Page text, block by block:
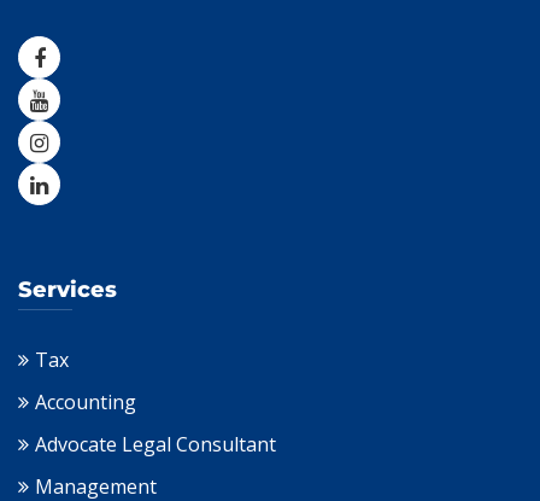
Services
Tax
Accounting
Advocate Legal Consultant
Management